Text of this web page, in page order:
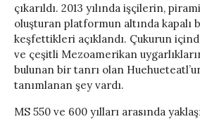
çıkarıldı. 2013 yılında işçilerin,
oluşturan platformun altında kapalı
keşfettikleri açıklandı. Çukurun
ve çeşitli Mezoamerikan
bulunan bir tanrı olan
tanımlanan şey vardı.
MS 550 ve 600 yılları arasında